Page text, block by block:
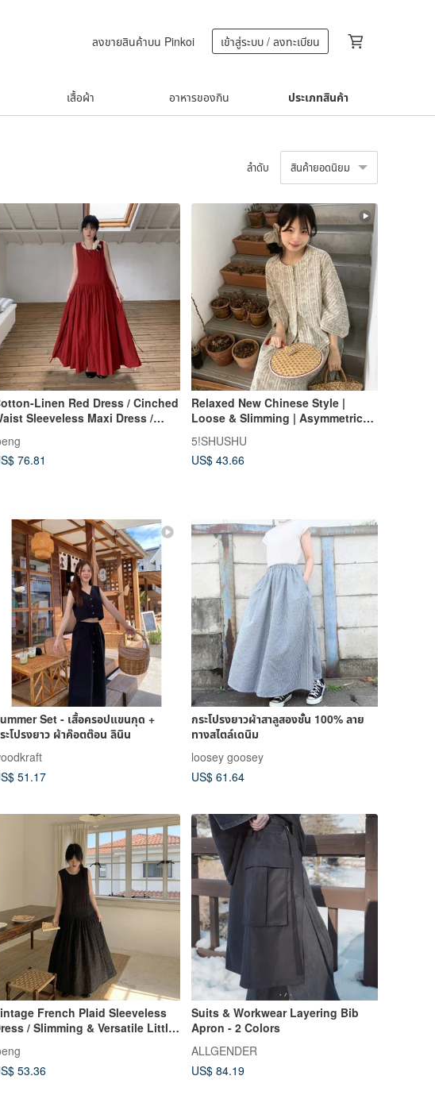
ลงขายสินค้าบน Pinkoi เข้าสู่ระบบ / ลงทะเบียน
เสื้อผ้า อาหารของกิน ประเภทสินค้า
ลำดับ สินค้ายอดนิยม
Linen Red Dress / Cinched
Sleeveless Maxi Dress /
76.81
Relaxed New Chinese Style |
Loose & Slimming | Asymmetrical
Summer 2024 Collection
5!SHUSHU
US$ 43.66
Set - เสื้อครอปแขนกุด +
ะโปรงยาว ผ้าค๊อตต๊อน ลินิน
51.17
กระโปรงยาวผ้าสาลูสองชั้น 100% ลาย
ทางสไตล์เดนิม
loosey goosey
US$ 61.64
French Plaid Sleeveless
/ Slimming & Versatile Little
Tank Dress
53.36
Suits & Workwear Layering Bib
Apron - 2 Colors
ALLGENDER
US$ 84.19